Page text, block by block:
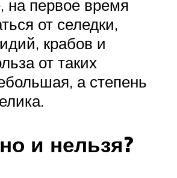
первое время
от селедки,
крабов и
от таких
а степень
и нельзя?